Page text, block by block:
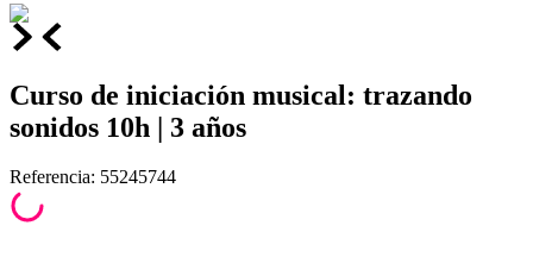
Curso de iniciación musical: trazando
sonidos 10h | 3 años
Referencia: 55245744